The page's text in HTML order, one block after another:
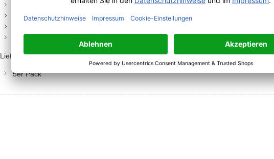
Pad ist dasFeinste, danach folgen nach Härtegrad
das rote Pad,
das
Lieferumfang:
5er Pack